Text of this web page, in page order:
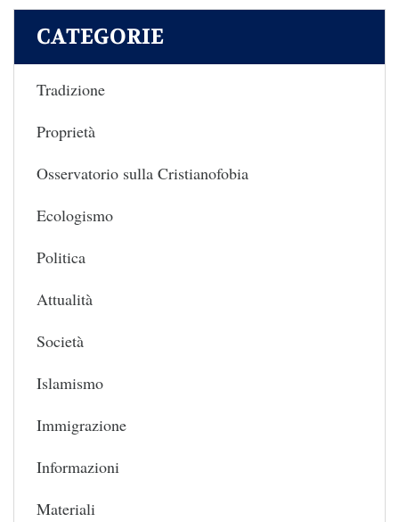
CATEGORIE
Tradizione
Proprietà
Osservatorio sulla Cristianofobia
Ecologismo
Politica
Attualità
Società
Islamismo
Immigrazione
Informazioni
Materiali